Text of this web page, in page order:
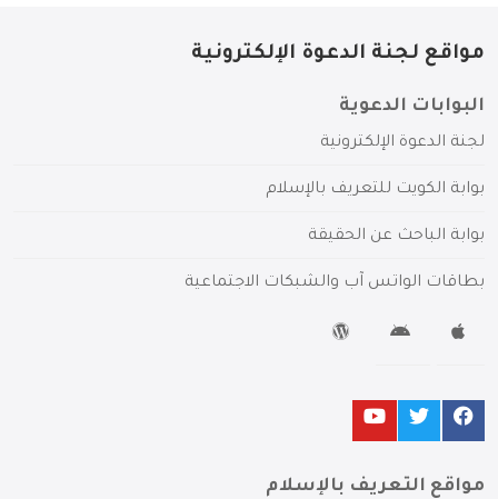
مواقع لجنة الدعوة الإلكترونية
البوابات الدعوية
لجنة الدعوة الإلكترونية
بوابة الكويت للتعريف بالإسلام
بوابة الباحث عن الحقيقة
بطاقات الواتس آب والشبكات الاجتماعية
مواقع التعريف بالإسلام